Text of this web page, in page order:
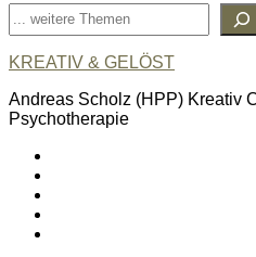
Suchen
KREATIV & GELÖST
Andreas Scholz (HPP) Kreativ
Psychotherapie